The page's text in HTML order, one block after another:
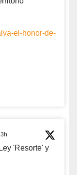
el-honor-de-
'Resorte' y